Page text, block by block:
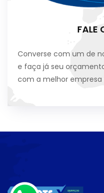
FALE
Converse com um de
e faça já seu
com a melhor empresa